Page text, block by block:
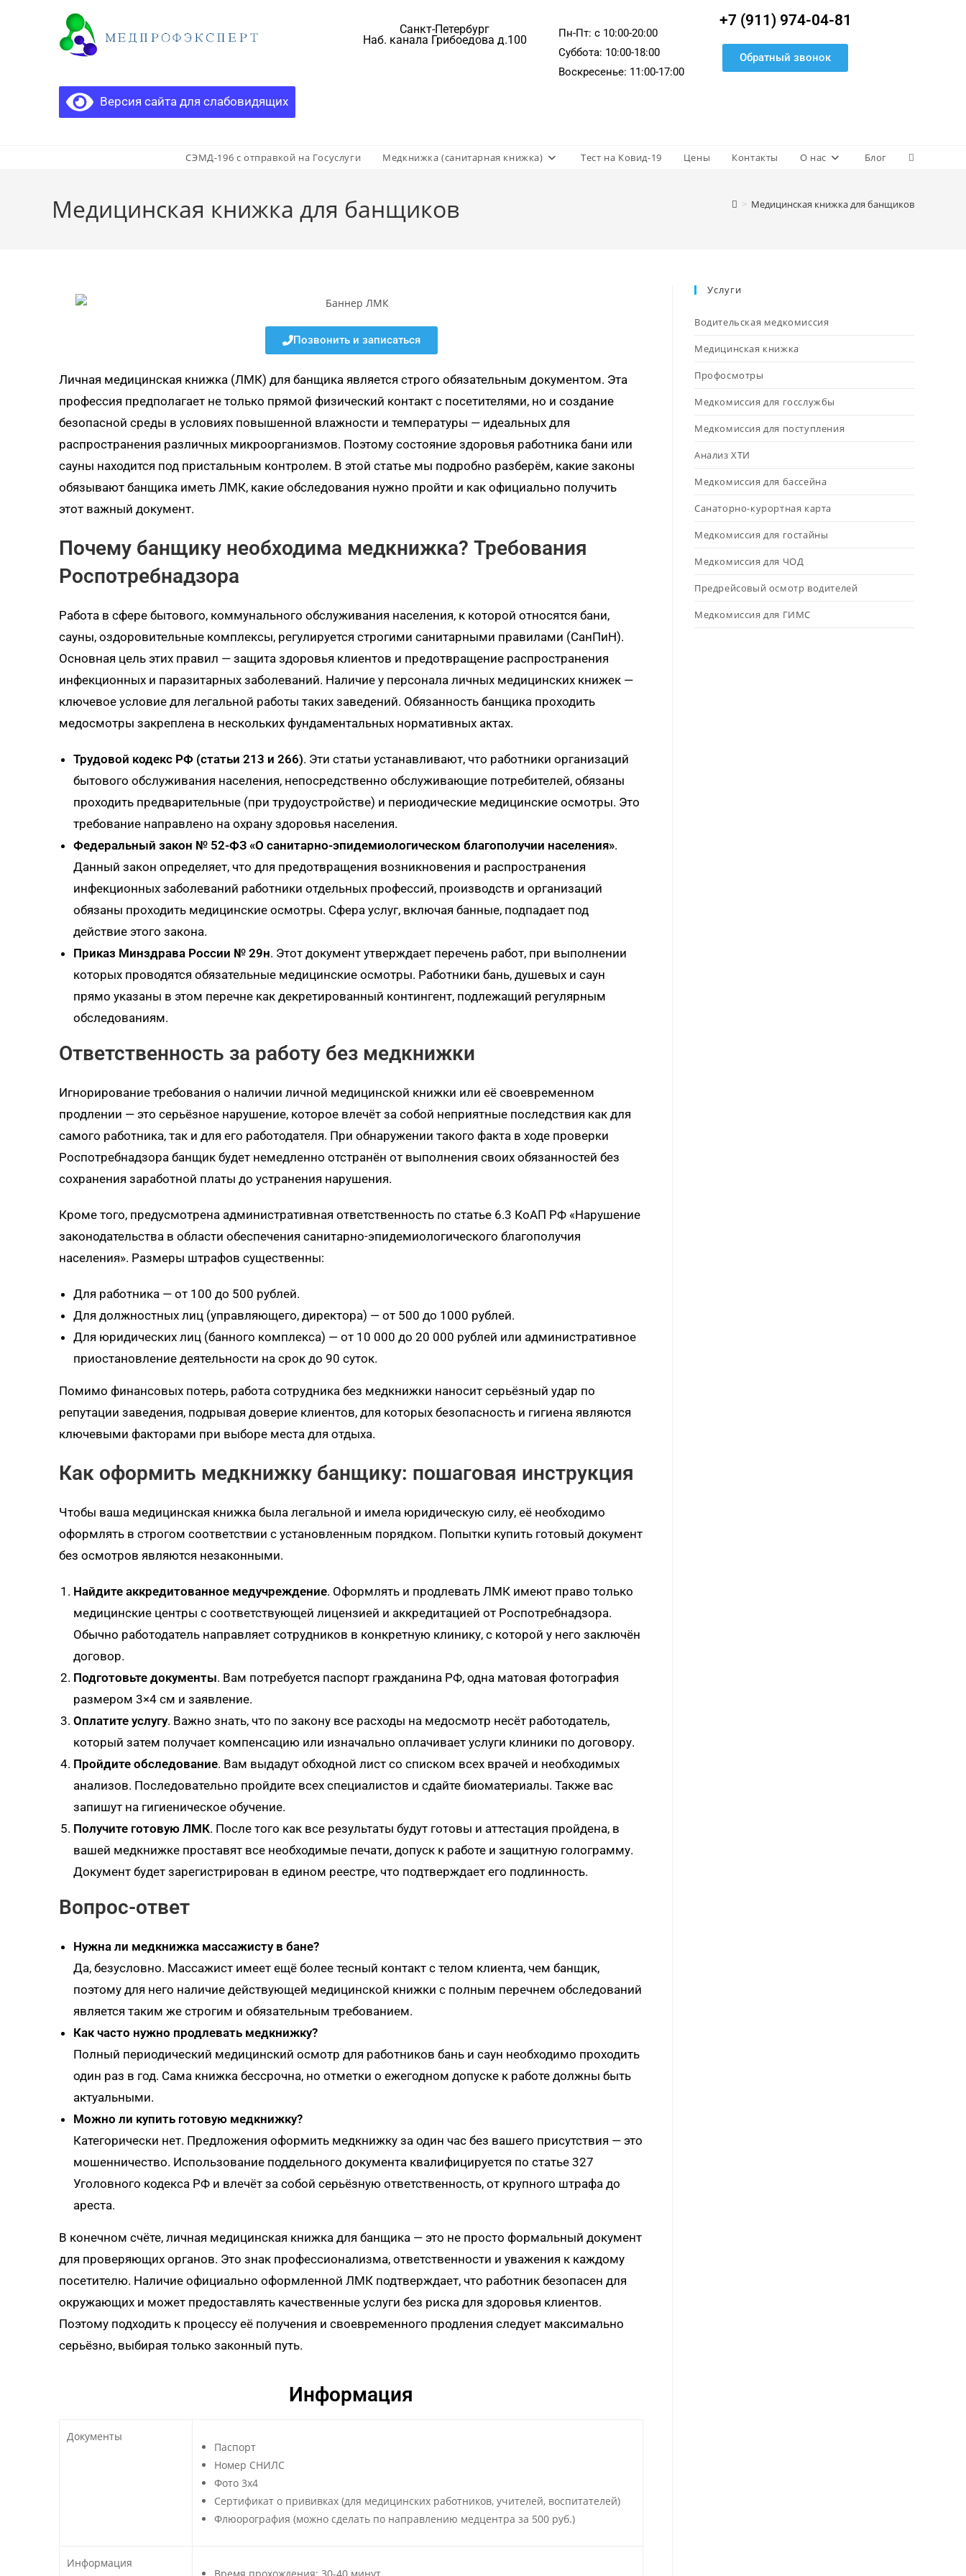
Версия сайта для слабовидящих
Санкт-Петербург
Наб. канала Грибоедова д.100
Пн-Пт: c 10:00-20:00
Суббота: 10:00-18:00
Воскресенье: 11:00-17:00
+7 (911) 974-04-81
Обратный звонок
СЭМД-196 с отправкой на Госуслуги Медкнижка (санитарная книжка) Тест на Ковид-19 Цены Контакты О нас Блог
Медицинская книжка для банщиков > Медицинская книжка для банщиков
Позвонить и записаться
Личная медицинская книжка (ЛМК) для банщика является строго обязательным документом. Эта
профессия предполагает не только прямой физический контакт с посетителями, но и создание
безопасной среды в условиях повышенной влажности и температуры — идеальных для
распространения различных микроорганизмов. Поэтому состояние здоровья работника бани или
сауны находится под пристальным контролем. В этой статье мы подробно разберём, какие законы
обязывают банщика иметь ЛМК, какие обследования нужно пройти и как официально получить
этот важный документ.
Почему банщику необходима медкнижка? Требования
Роспотребнадзора
Работа в сфере бытового, коммунального обслуживания населения, к которой относятся бани,
сауны, оздоровительные комплексы, регулируется строгими санитарными правилами (СанПиН).
Основная цель этих правил — защита здоровья клиентов и предотвращение распространения
инфекционных и паразитарных заболеваний. Наличие у персонала личных медицинских книжек —
ключевое условие для легальной работы таких заведений. Обязанность банщика проходить
медосмотры закреплена в нескольких фундаментальных нормативных актах.
Трудовой кодекс РФ (статьи 213 и 266). Эти статьи устанавливают, что работники организаций
бытового обслуживания населения, непосредственно обслуживающие потребителей, обязаны
проходить предварительные (при трудоустройстве) и периодические медицинские осмотры. Это
требование направлено на охрану здоровья населения.
Федеральный закон № 52-ФЗ «О санитарно-эпидемиологическом благополучии населения».
Данный закон определяет, что для предотвращения возникновения и распространения
инфекционных заболеваний работники отдельных профессий, производств и организаций
обязаны проходить медицинские осмотры. Сфера услуг, включая банные, подпадает под
действие этого закона.
Приказ Минздрава России № 29н. Этот документ утверждает перечень работ, при выполнении
которых проводятся обязательные медицинские осмотры. Работники бань, душевых и саун
прямо указаны в этом перечне как декретированный контингент, подлежащий регулярным
обследованиям.
Ответственность за работу без медкнижки
Игнорирование требования о наличии личной медицинской книжки или её своевременном
продлении — это серьёзное нарушение, которое влечёт за собой неприятные последствия как для
самого работника, так и для его работодателя. При обнаружении такого факта в ходе проверки
Роспотребнадзора банщик будет немедленно отстранён от выполнения своих обязанностей без
сохранения заработной платы до устранения нарушения.
Кроме того, предусмотрена административная ответственность по статье 6.3 КоАП РФ «Нарушение
законодательства в области обеспечения санитарно-эпидемиологического благополучия
населения». Размеры штрафов существенны:
Для работника — от 100 до 500 рублей.
Для должностных лиц (управляющего, директора) — от 500 до 1000 рублей.
Для юридических лиц (банного комплекса) — от 10 000 до 20 000 рублей или административное
приостановление деятельности на срок до 90 суток.
Помимо финансовых потерь, работа сотрудника без медкнижки наносит серьёзный удар по
репутации заведения, подрывая доверие клиентов, для которых безопасность и гигиена являются
ключевыми факторами при выборе места для отдыха.
Как оформить медкнижку банщику: пошаговая инструкция
Чтобы ваша медицинская книжка была легальной и имела юридическую силу, её необходимо
оформлять в строгом соответствии с установленным порядком. Попытки купить готовый документ
без осмотров являются незаконными.
Найдите аккредитованное медучреждение. Оформлять и продлевать ЛМК имеют право только
медицинские центры с соответствующей лицензией и аккредитацией от Роспотребнадзора.
Обычно работодатель направляет сотрудников в конкретную клинику, с которой у него заключён
договор.
Подготовьте документы. Вам потребуется паспорт гражданина РФ, одна матовая фотография
размером 3×4 см и заявление.
Оплатите услугу. Важно знать, что по закону все расходы на медосмотр несёт работодатель,
который затем получает компенсацию или изначально оплачивает услуги клиники по договору.
Пройдите обследование. Вам выдадут обходной лист со списком всех врачей и необходимых
анализов. Последовательно пройдите всех специалистов и сдайте биоматериалы. Также вас
запишут на гигиеническое обучение.
Получите готовую ЛМК. После того как все результаты будут готовы и аттестация пройдена, в
вашей медкнижке проставят все необходимые печати, допуск к работе и защитную голограмму.
Документ будет зарегистрирован в едином реестре, что подтверждает его подлинность.
Вопрос-ответ
Нужна ли медкнижка массажисту в бане?
Да, безусловно. Массажист имеет ещё более тесный контакт с телом клиента, чем банщик,
поэтому для него наличие действующей медицинской книжки с полным перечнем обследований
является таким же строгим и обязательным требованием.
Как часто нужно продлевать медкнижку?
Полный периодический медицинский осмотр для работников бань и саун необходимо проходить
один раз в год. Сама книжка бессрочна, но отметки о ежегодном допуске к работе должны быть
актуальными.
Можно ли купить готовую медкнижку?
Категорически нет. Предложения оформить медкнижку за один час без вашего присутствия — это
мошенничество. Использование поддельного документа квалифицируется по статье 327
Уголовного кодекса РФ и влечёт за собой серьёзную ответственность, от крупного штрафа до
ареста.
В конечном счёте, личная медицинская книжка для банщика — это не просто формальный документ
для проверяющих органов. Это знак профессионализма, ответственности и уважения к каждому
посетителю. Наличие официально оформленной ЛМК подтверждает, что работник безопасен для
окружающих и может предоставлять качественные услуги без риска для здоровья клиентов.
Поэтому подходить к процессу её получения и своевременного продления следует максимально
серьёзно, выбирая только законный путь.
Информация
Документы
Паспорт
Номер СНИЛС
Фото 3х4
Сертификат о прививках (для медицинских работников, учителей, воспитателей)
Флюорография (можно сделать по направлению медцентра за 500 руб.)
Информация
Услуги
Водительская медкомиссия
Медицинская книжка
Профосмотры
Медкомиссия для госслужбы
Медкомиссия для поступления
Анализ ХТИ
Медкомиссия для бассейна
Санаторно-курортная карта
Медкомиссия для гостайны
Медкомиссия для ЧОД
Предрейсовый осмотр водителей
Медкомиссия для ГИМС